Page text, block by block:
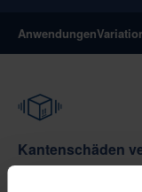
Anwendungen
Kantenschäden